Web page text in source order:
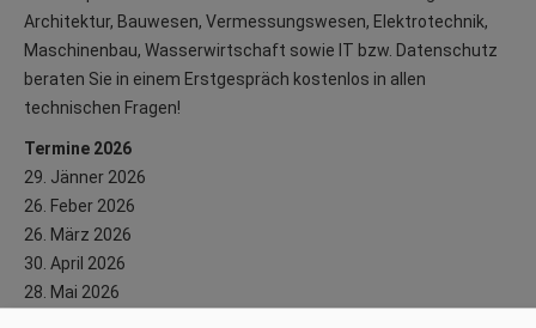
Architektur, Bauwesen, Vermessungswesen, Elektrotechnik,
Maschinenbau, Wasserwirtschaft sowie IT bzw. Datenschutz
beraten Sie in einem Erstgespräch kostenlos in allen
technischen Fragen!
Termine 2026
29. Jänner 2026
26. Feber 2026
26. März 2026
30. April 2026
28. Mai 2026